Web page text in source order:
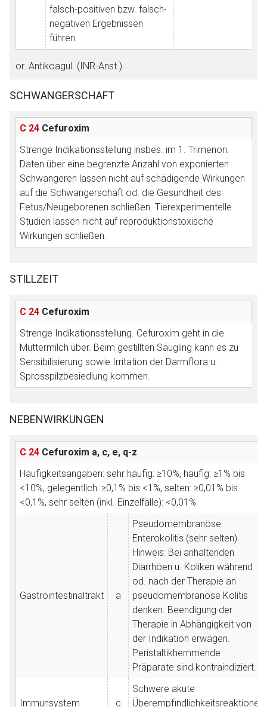
falsch-positiven bzw. falsch-
negativen Ergebnissen
führen.
or. Antikoagul. (INR-Anst.)
SCHWANGERSCHAFT
C 24 Cefuroxim
Strenge Indikationsstellung insbes. im 1. Trimenon.
Daten über eine begrenzte Anzahl von exponierten
Schwangeren lassen nicht auf schädigende Wirkungen
auf die Schwangerschaft od. die Gesundheit des
Fetus/Neugeborenen schließen. Tierexperimentelle
Studien lassen nicht auf reproduktionstoxische
Wirkungen schließen.
STILLZEIT
C 24 Cefuroxim
Strenge Indikationsstellung. Cefuroxim geht in die
Muttermilch über. Beim gestillten Säugling kann es zu
Sensibilisierung sowie Irritation der Darmflora u.
Sprosspilzbesiedlung kommen.
NEBENWIRKUNGEN
C 24 Cefuroxim a, c, e, q-z
Häufigkeitsangaben: sehr häufig: ≥10%, häufig: ≥1% bis
<10%, gelegentlich: ≥0,1% bis <1%, selten: ≥0,01% bis
<0,1%, sehr selten (inkl. Einzelfälle): <0,01%
Gastrointestinaltrakt a
Pseudomembranöse
Enterokolitis (sehr selten)
Hinweis: Bei anhaltenden
Diarrhöen u. Koliken während
od. nach der Therapie an
pseudomembranöse Kolitis
denken. Beendigung der
Therapie in Abhängigkeit von
der Indikation erwägen.
Peristaltikhemmende
Präparate sind kontraindiziert.
Immunsystem c
Schwere akute
Überempfindlichkeitsreaktionen
Seite. Für die Inhalte der externen Web-Seite ist deren
Betreiber verantwortlich. Ebenso gelten dort ggf. andere
Datenschutzbestimmungen.